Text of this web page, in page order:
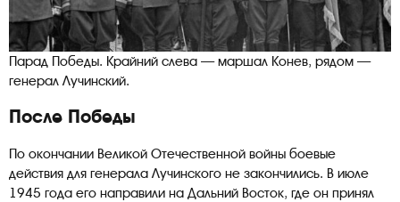
Парад Победы. Крайний слева — маршал Конев, рядом —
генерал Лучинский.
После Победы
По окончании Великой Отечественной войны боевые
действия для генерала Лучинского не закончились. В июле
1945 года его направили на Дальний Восток, где он принял